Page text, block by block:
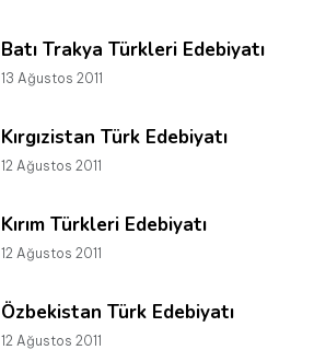
Batı Trakya Türkleri Edebiyatı
13 Ağustos 2011
Kırgızistan Türk Edebiyatı
12 Ağustos 2011
Kırım Türkleri Edebiyatı
12 Ağustos 2011
Özbekistan Türk Edebiyatı
12 Ağustos 2011